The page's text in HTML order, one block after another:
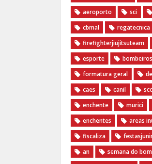
aeroporto
sci
cbmal
regatecnica
firefighterjiujitsuteam
esporte
formatura geral
caes
canil
enchente
murici
enchentes
areas
fiscaliza
an
semana do